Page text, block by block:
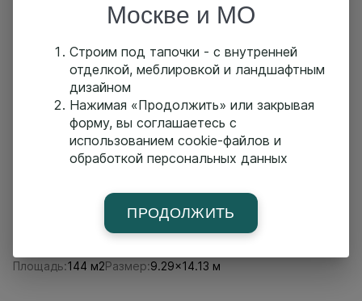
Площадь:144 м2Размер:9.29x14.13 м
Москве и МО
Строим под тапочки - с внутренней
отделкой, меблировкой и ландшафтным
дизайном
Нажимая «Продолжить» или закрывая
форму, вы соглашаетесь с
использованием cookie-файлов и
обработкой персональных данных
ПРОДОЛЖИТЬ